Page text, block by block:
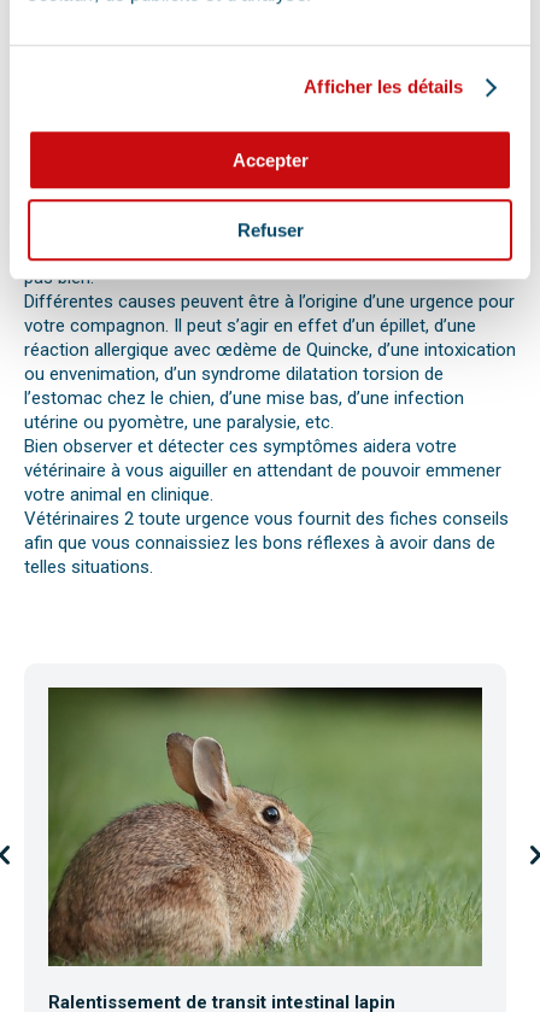
Afficher les détails
Accepter
Refuser
vétérinaire la plus proche de votre domicile. Il est important
Pour pouvoir détecter un mal-être chez son animal et décrire
signaux. Tout comportement anormal ou abattement doit
vomissements, constipations ou diarrhées, une blessure, une
perte d’appétit soudaine sont autant de signes visibles que
votre chat, chien ou autre nouvel animal de compagnie ne va
pas bien.
Différentes causes peuvent être à l’origine d’une urgence pour
votre compagnon. Il peut s’agir en effet d’un épillet, d’une
réaction allergique avec œdème de Quincke, d’une intoxication
ou envenimation, d’un syndrome dilatation torsion de
l’estomac chez le chien, d’une mise bas, d’une infection
utérine ou pyomètre, une paralysie, etc.
Bien observer et détecter ces symptômes aidera votre
vétérinaire à vous aiguiller en attendant de pouvoir emmener
votre animal en clinique.
Vétérinaires 2 toute urgence vous fournit des fiches conseils
afin que vous connaissiez les bons réflexes à avoir dans de
telles situations.
Ralentissement de transit intestinal lapin